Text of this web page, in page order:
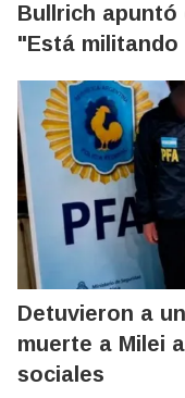
Bullrich
"Está
Detuvieron a
muerte a Milei
sociales